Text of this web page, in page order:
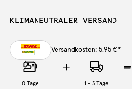
KLIMANEUTRALER VERSAND
Versandkosten: 5,95 €*
0Tage
1 - 3 Tage